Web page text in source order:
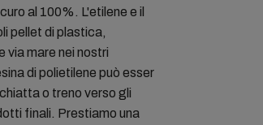
al 100%. L'etilene e il
pellet di plastica,
via mare nei nostri
di polietilene può esser
o treno verso gli
finali. Prestiamo una